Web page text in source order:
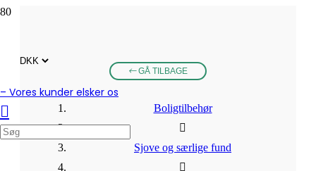
– Vores kunder elsker os
GÅ TILBAGE
Boligtilbehør
Sjove og særlige fund